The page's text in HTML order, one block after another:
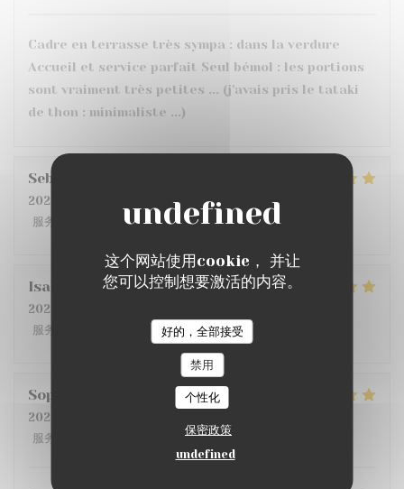
这个网站使用cookie， 并让
您可以控制想要激活的内容。
好的，全部接受
禁用
个性化
保密政策
undefined
Cadre en terrasse très sympa : dans la verdure
Accueil et service parfait Seul bémol : les portions
sont vraiment très petites ... (j'avais pris le tataki
de thon : minimaliste ...)
Sebastien
2026-07-17
- 20:00 - 来宾 2
服务
4/5 菜单: 5/5 质价比: 3/5
Isabelle
2026-07-14
服务
菜单: 5 /5 质价比:
Sophie
2026-07-10
服务
5/5 质价比